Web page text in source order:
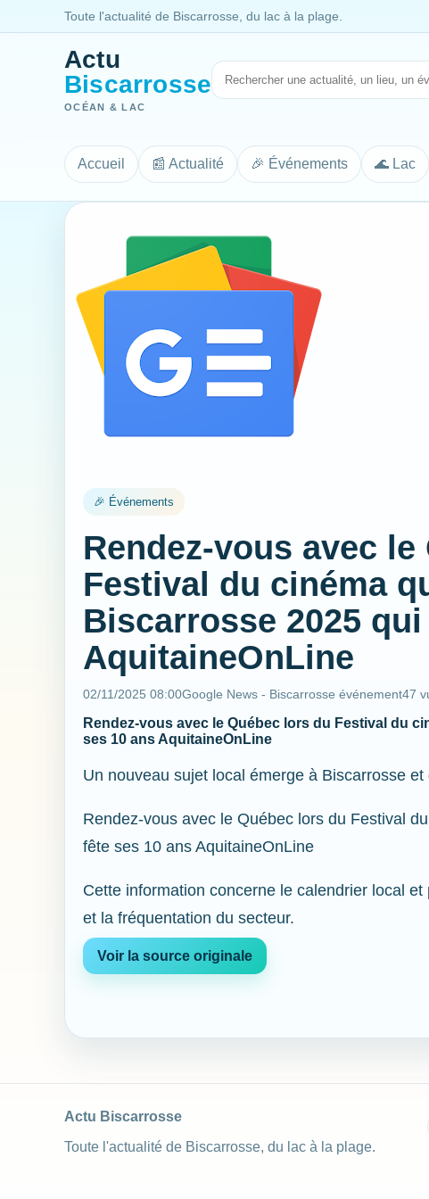
Toute l'actualité de Biscarrosse, du lac à la plage.
Actu
Biscarrosse
OCÉAN & LAC
Accueil 📰 Actualité 🎉 Événements 🌊 Lac
🎉 Événements
Rendez-vous avec
Festival du cinéma
Biscarrosse 2025
AquitaineOnLine
02/11/2025 08:00Google News - Biscarrosse événement47
Rendez-vous avec le Québec lors du Festival du
ses 10 ans AquitaineOnLine
Un nouveau sujet local émerge à Biscarrosse
Rendez-vous avec le Québec lors du Festival
fête ses 10 ans AquitaineOnLine
Cette information concerne le calendrier local
et la fréquentation du secteur.
Voir la source originale
Actu Biscarrosse
Toute l'actualité de Biscarrosse, du lac à la plage.